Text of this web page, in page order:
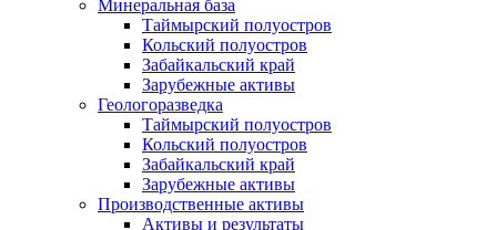
Минеральная база
Таймырский полуостров
Кольский полуостров
Забайкальский край
Зарубежные активы
Геологоразведка
Таймырский полуостров
Кольский полуостров
Забайкальский край
Зарубежные активы
Производственные активы
Активы и результаты